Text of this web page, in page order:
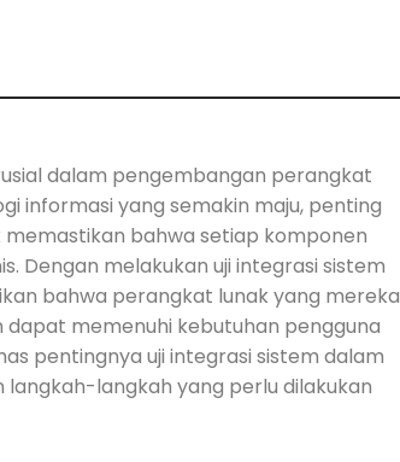
dalam pengembangan perangkat
⁢informasi yang ​semakin maju, penting⁣
⁣bahwa setiap komponen
⁢Dengan⁣ melakukan uji integrasi sistem​
bahwa perangkat lunak yang mereka⁢
memenuhi kebutuhan ⁤pengguna
pentingnya uji integrasi sistem ​dalam‍
langkah yang perlu dilakukan